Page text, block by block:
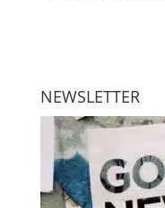
NEWSLETTER